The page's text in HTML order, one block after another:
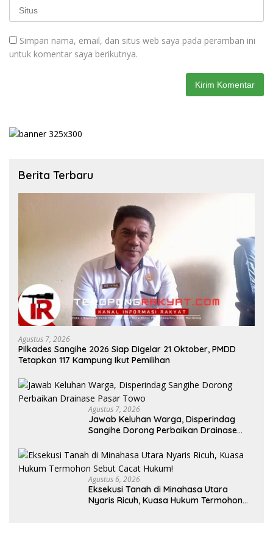
Simpan nama, email, dan situs web saya pada peramban ini
untuk komentar saya berikutnya.
Berita Terbaru
Agustus 7, 2026
Pilkades Sangihe 2026 Siap Digelar 21 Oktober, PMDD
Tetapkan 117 Kampung Ikut Pemilihan
Agustus 7, 2026
Jawab Keluhan Warga, Disperindag
Sangihe Dorong Perbaikan Drainase
Agustus 6, 2026
Eksekusi Tanah di Minahasa Utara
Nyaris Ricuh, Kuasa Hukum Termohon